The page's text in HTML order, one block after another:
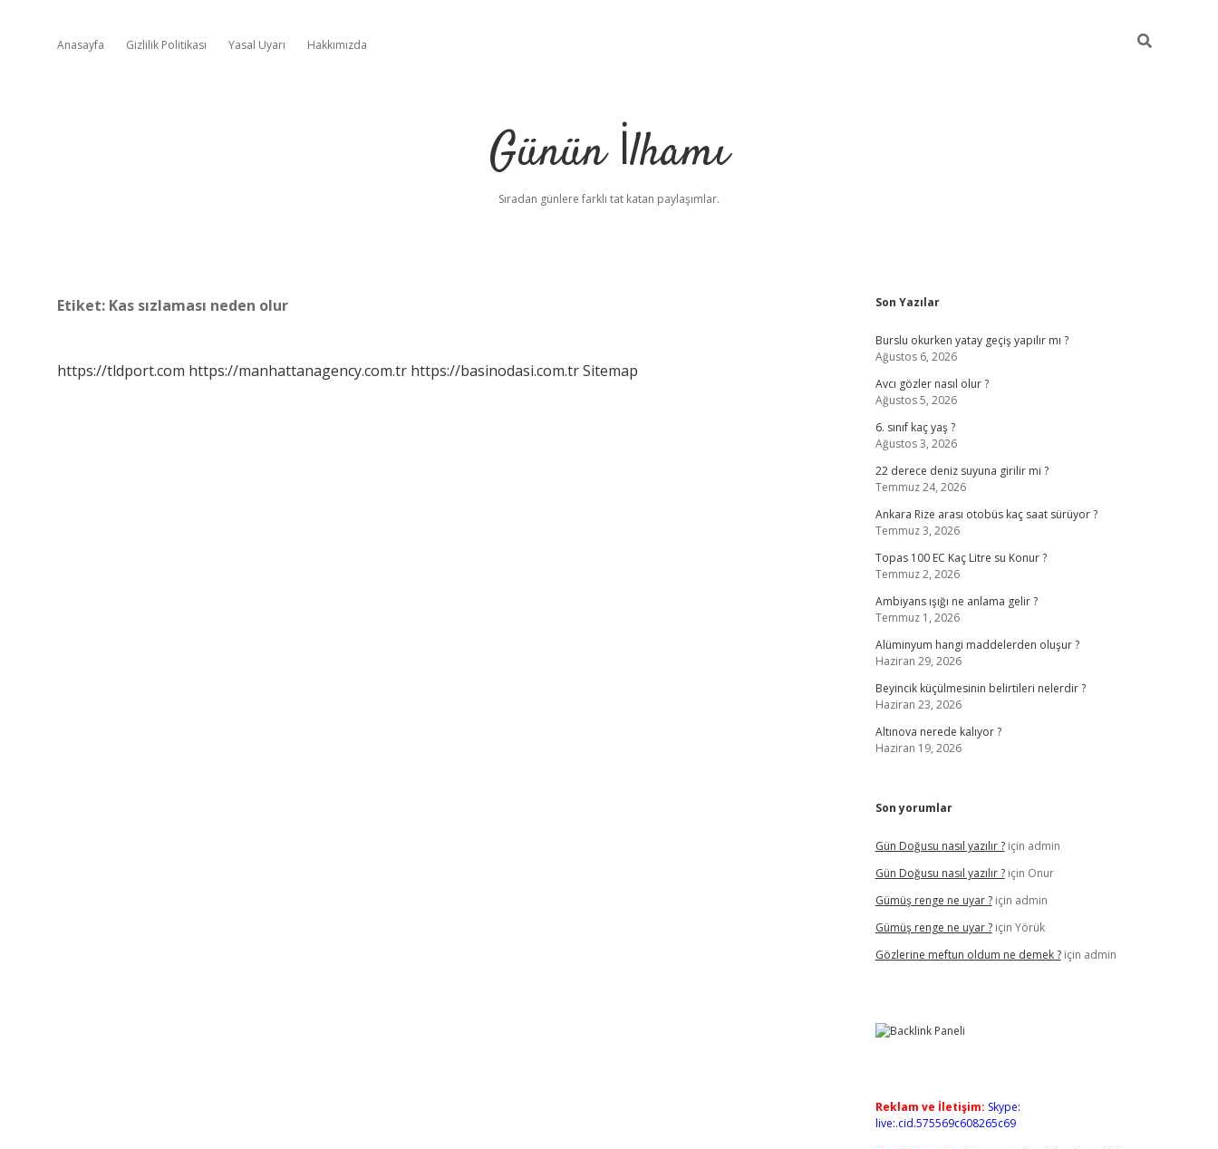
Anasayfa Gizlilik Politikası Yasal Uyarı Hakkımızda
Günün İlhamı
Sıradan günlere farklı tat katan paylaşımlar.
Etiket: Kas sızlaması neden olur
https://tldport.com https://manhattanagency.com.tr https://basinodasi.com.trSitemap
Sidebar
Son Yazılar
Burslu okurken yatay geçiş yapılır mı ?
Ağustos 6, 2026
Avcı gözler nasıl olur ?
Ağustos 5, 2026
6. sınıf kaç yaş ?
Ağustos 3, 2026
22 derece deniz suyuna girilir mi ?
Temmuz 24, 2026
Ankara Rize arası otobüs kaç saat sürüyor ?
Temmuz 3, 2026
Topas 100 EC Kaç Litre su Konur ?
Temmuz 2, 2026
Ambiyans ışığı ne anlama gelir ?
Temmuz 1, 2026
Alüminyum hangi maddelerden oluşur ?
Haziran 29, 2026
Beyincik küçülmesinin belirtileri nelerdir ?
Haziran 23, 2026
Altınova nerede kalıyor ?
Haziran 19, 2026
Son yorumlar
Gün Doğusu nasıl yazılır ?için admin
Gün Doğusu nasıl yazılır ?için Onur
Gümüş renge ne uyar ?için admin
Gümüş renge ne uyar ?için Yörük
Gözlerine meftun oldum ne demek ?için admin
Reklam ve İletişim: Skype:
live:.cid.575569c608265c69